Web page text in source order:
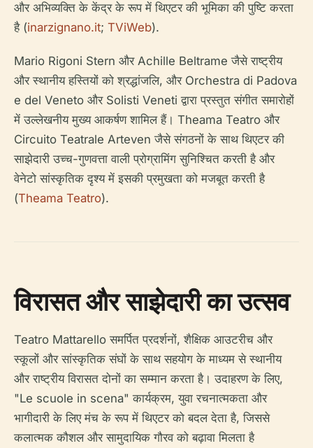
और अभिव्यक्ति के केंद्र के रूप में थिएटर की भूमिका की पुष्टि करता
है (inarzignano.it; TViWeb).
Mario Rigoni Stern और Achille Beltrame जैसे राष्ट्रीय
और स्थानीय हस्तियों को श्रद्धांजलि, और Orchestra di Padova
e del Veneto और Solisti Veneti द्वारा प्रस्तुत संगीत समारोहों
में उल्लेखनीय मुख्य आकर्षण शामिल हैं। Theama Teatro और
Circuito Teatrale Arteven जैसे संगठनों के साथ थिएटर की
साझेदारी उच्च-गुणवत्ता वाली प्रोग्रामिंग सुनिश्चित करती है और
वेनेटो सांस्कृतिक दृश्य में इसकी प्रमुखता को मजबूत करती है
(Theama Teatro).
विरासत और साझेदारी का उत्सव
Teatro Mattarello समर्पित प्रदर्शनों, शैक्षिक आउटरीच और
स्कूलों और सांस्कृतिक संघों के साथ सहयोग के माध्यम से स्थानीय
और राष्ट्रीय विरासत दोनों का सम्मान करता है। उदाहरण के लिए,
"Le scuole in scena" कार्यक्रम, युवा रचनात्मकता और
भागीदारी के लिए मंच के रूप में थिएटर को बदल देता है, जिससे
कलात्मक कौशल और सामुदायिक गौरव को बढ़ावा मिलता है